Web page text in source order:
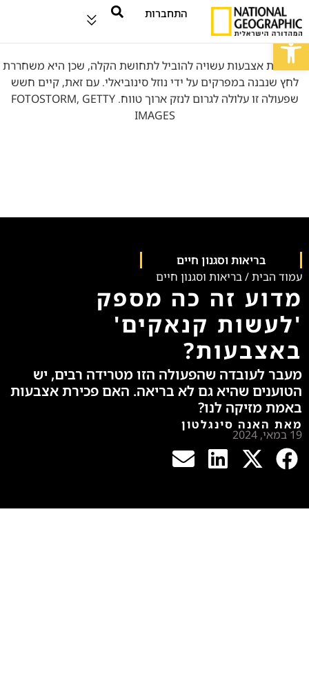
פתח סרגל נגישות
התחברות
בריאות וסגנון חיים
עמוד הבית/בריאות וסגנון חיים
מדוע זה כה מספק
'לעשות קנאקים'
באצבעות?
מעבר לעובדה שהפעולה הזו מטרידה רבים, יש
הטוענים שהיא גם לא בריאה. האם פכירת אצבעות
באמת מזיקה לנו?
מאת האנה סינגלטון
19 במאי, 2024